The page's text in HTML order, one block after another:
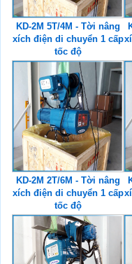
KD-2M 5T/4M - Tời nâng
xích điện di chuyển 1 cấp
tốc độ
KD-2M 2T/6M - Tời nâng
xích điện di chuyển 1 cấp
tốc độ